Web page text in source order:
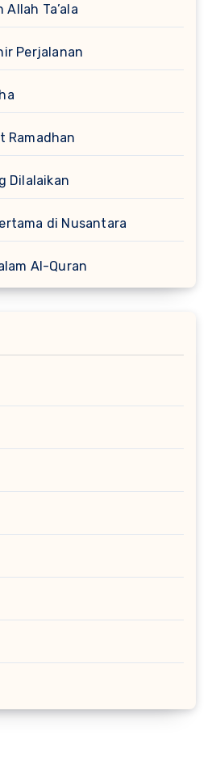
Allah Ta’ala
Perjalanan
Ramadhan
Dilalaikan
di Nusantara
Al-Quran